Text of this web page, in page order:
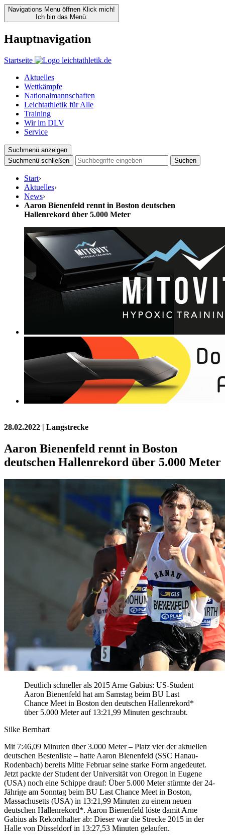
Navigations Menu öffnen Klick mich!
Ich bin das Menü.
Hauptnavigation
Startseite
Aktuelles
Wettkämpfe
Nationalmannschaften
Leichtathletik für Alle
Training
Wir im DLV
Service
Suchmenü anzeigen
Suchmenü schließen
Suchen
Start›
Aktuelles›
News›
Aaron Bienenfeld rennt in Boston deutschen
Hallenrekord über 5.000 Meter
28.02.2022 | Langstrecke
Aaron Bienenfeld rennt in Boston
deutschen Hallenrekord über 5.000 Meter
Deutlich schneller als 2015 Arne Gabius: US-Student
Aaron Bienenfeld hat am Samstag beim BU Last
Chance Meet in Boston den deutschen Hallenrekord*
über 5.000 Meter auf 13:21,99 Minuten geschraubt.
Silke Bernhart
Mit 7:46,09 Minuten über 3.000 Meter – Platz vier der aktuellen
deutschen Bestenliste – hatte Aaron Bienenfeld (SSC Hanau-
Rodenbach) bereits Mitte Februar seine starke Form angedeutet.
Jetzt packte der Student der Universität von Oregon in Eugene
(USA) noch eine Schippe drauf: Über 5.000 Meter stürmte der 24-
Jährige am Sonntag beim BU Last Chance Meet in Boston,
Massachusetts (USA) in 13:21,99 Minuten zu einem neuen
deutschen Hallenrekord*. Aaron Bienenfeld löste damit Arne
Gabius als Rekordhalter ab: Dieser war die Strecke 2015 in der
Halle von Düsseldorf in 13:27,53 Minuten gelaufen.